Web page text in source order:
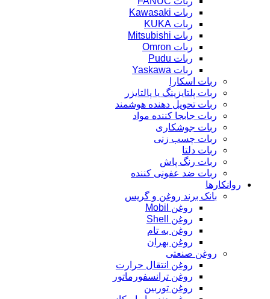
ربات Kawasaki
ربات KUKA
ربات Mitsubishi
ربات Omron
ربات Pudu
ربات Yaskawa
ربات اسکارا
ربات پلتایزینگ یا پالتایزر
ربات تحویل دهنده هوشمند
ربات جابجا کننده مواد
ربات جوشکاری
ربات چسب زنی
ربات دلتا
ربات رنگ پاش
ربات ضد عفونی کننده
روانکارها
بانک برند روغن و گریس
روغن Mobil
روغن Shell
روغن به تام
روغن بهران
روغن صنعتی
روغن انتقال حرارت
روغن ترانسفورماتور
روغن توربین